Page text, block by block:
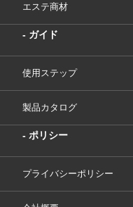
エステ商材
- ガイド
使用ステップ
製品カタログ
- ポリシー
プライバシーポリシー